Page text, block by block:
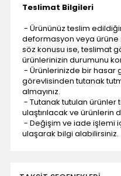
Teslimat Bilgileri
- Ürününüz teslim
deformasyon veya
söz konusu ise, teslimat
ürünlerinizin durumunu
- Ürünlerinizde bir hasar
görevlisinden tutanak
almayınız.
- Tutanak tutulan ürünler
ulaştırılacak ve ürünlerin
- Değişim ve iade işlemi
ulaşarak bilgi alabilirsiniz.